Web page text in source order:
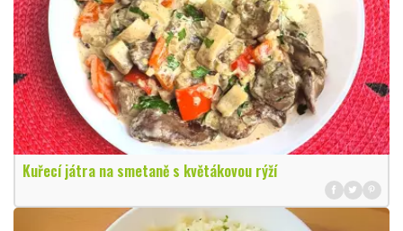
Kuřecí játra na smetaně s květákovou rýží